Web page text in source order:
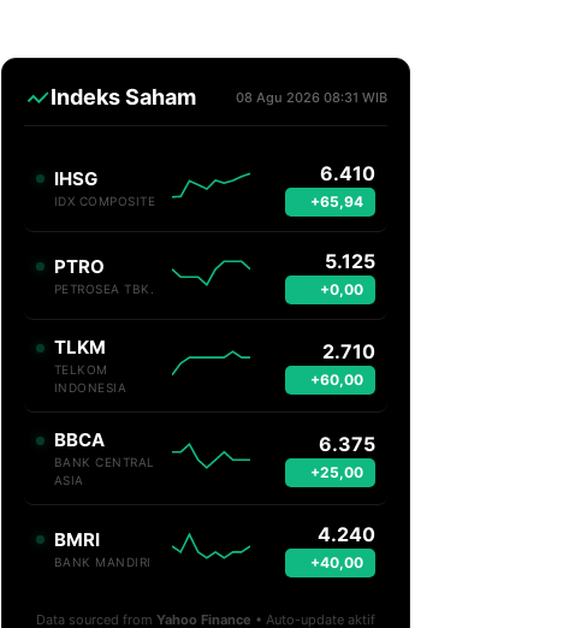
Indeks Saham 08 Agu 2026 08:31 WIB
IHSG
IDX COMPOSITE
6.410
+65,94
PTRO
PETROSEA TBK.
5.125
+0,00
TLKM
TELKOM
INDONESIA
2.710
+60,00
BBCA
BANK CENTRAL
ASIA
6.375
+25,00
BMRI
BANK MANDIRI
4.240
+40,00
Data sourced from Yahoo Finance • Auto-update aktif